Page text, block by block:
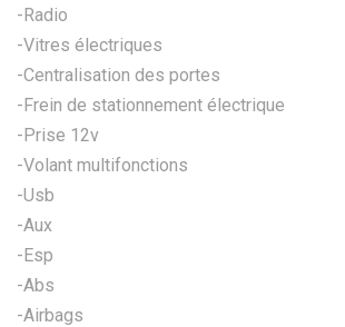
-Radio
-Vitres électriques
-Centralisation des portes
-Frein de stationnement électrique
-Prise 12v
-Volant multifonctions
-Usb
-Aux
-Esp
-Abs
-Airbags